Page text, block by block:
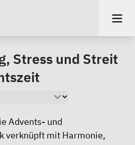
Stress und Streit
Advents- und
verknüpft mit Harmonie,